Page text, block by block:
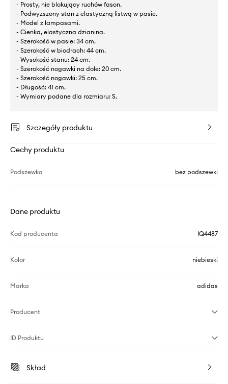
- Prosty, nie blokujący ruchów fason.
- Podwyższony stan z elastyczną listwą w pasie.
- Model z lampasami.
- Cienka, elastyczna dzianina.
- Szerokość w pasie: 34 cm.
- Szerokość w biodrach: 44 cm.
- Wysokość stanu: 24 cm.
- Szerokość nogawki na dole: 20 cm.
- Szerokość nogawki: 25 cm.
- Długość: 41 cm.
- Wymiary podane dla rozmiaru: S.
Szczegóły produktu
Cechy produktu
Podszewka bez podszewki
Dane produktu
Kod producenta IQ4487
Kolor niebieski
Marka adidas
Producent
ID Produktu
Skład